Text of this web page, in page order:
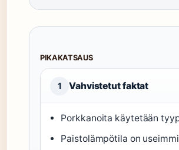
PIKAKATSAUS
1 Vahvistetut faktat
Porkkanoita käytetään
Paistolämpötila on